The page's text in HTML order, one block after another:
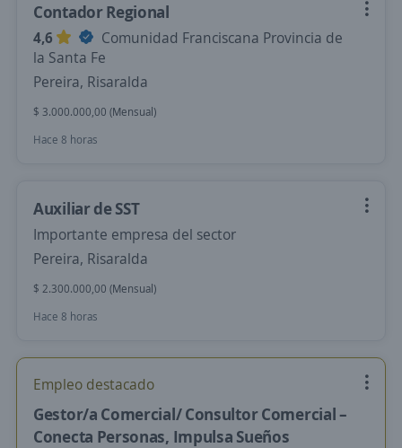
Contador Regional
4,6
Comunidad Franciscana Provincia de
la Santa Fe
Pereira, Risaralda
$ 3.000.000,00 (Mensual)
Hace 8 horas
Auxiliar de SST
Importante empresa del sector
Pereira, Risaralda
$ 2.300.000,00 (Mensual)
Hace 8 horas
Empleo destacado
Gestor/a Comercial/ Consultor Comercial –
Conecta Personas, Impulsa Sueños